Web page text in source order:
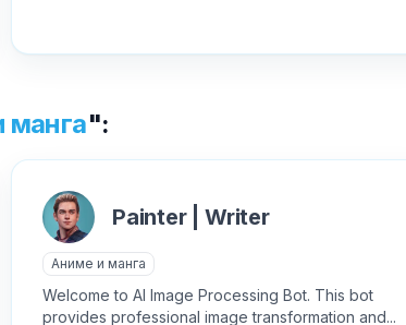
AI аудио и голос
Telegram Stars
Активности для чата
Аниме и манга
Настольные и
манга":
Painter | Writer
Аниме и манга
Welcome to AI Image Processing Bot. This bot
provides professional image transformation and...